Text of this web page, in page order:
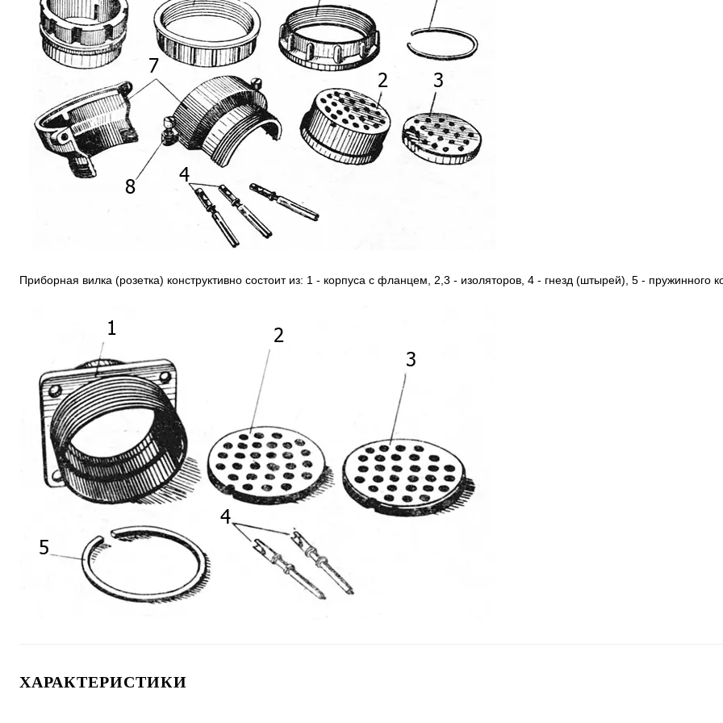
Приборная вилка (розетка) конструктивно состоит из: 1 - корпуса c фланцем, 2,3 - изоляторов, 4 - гнезд (штырей), 5 - пружинного
ХАРАКТЕРИСТИКИ